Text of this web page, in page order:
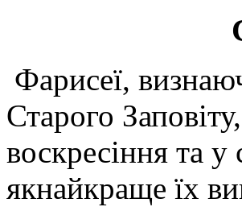
Фарисеї,
Старого
воскресіння та
якнайкраще їх